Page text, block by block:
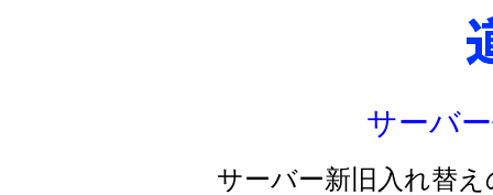
サーバ
サーバー新旧入れ替